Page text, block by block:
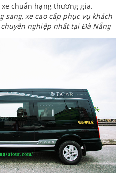
chuẩn hạng thương gia.
sang, xe cao cấp phục vụ khách
nghiệp nhất tại Đà Nẵng